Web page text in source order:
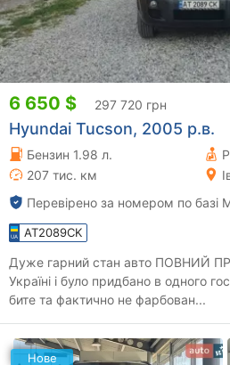
6 650 $ 297 720 грн
Hyundai Tucson, 2005 р.в.
Бензин 1.98 л.
207 тис. км
Перевірено за номером по базі
AT2089CK
Дуже гарний стан авто ПОВНИЙ
Україні і було придбано в одного
бите та фактично не фарбован...
Нове